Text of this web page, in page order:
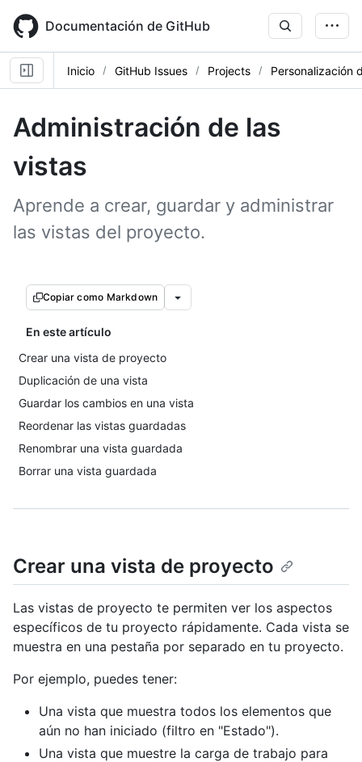
main
content
Documentación de GitHub
Inicio GitHub Issues Projects Personalización
Administración de las
vistas
Aprende a crear, guardar y administrar
las vistas del proyecto.
Copiar como Markdown
En este artículo
Crear una vista de proyecto
Duplicación de una vista
Guardar los cambios en una vista
Reordenar las vistas guardadas
Renombrar una vista guardada
Borrar una vista guardada
Crear una vista de proyecto
Las vistas de proyecto te permiten ver los aspectos
específicos de tu proyecto rápidamente. Cada vista se
muestra en una pestaña por separado en tu proyecto.
Por ejemplo, puedes tener:
Una vista que muestra todos los elementos que
aún no han iniciado (filtro en "Estado").
Una vista que muestre la carga de trabajo para